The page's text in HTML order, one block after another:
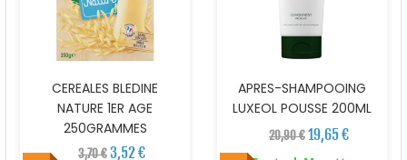
CEREALES BLEDINE
NATURE 1ER AGE
250GRAMMES
3,70 €3,52 €
APRES-SHAMPOOING
LUXEOL POUSSE 200ML
20,90 €19,65 €